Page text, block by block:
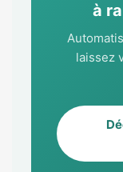
à
laissez